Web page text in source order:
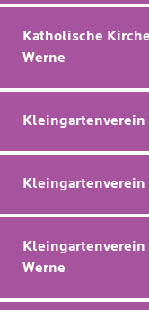
Katholische
Werne
Kleingartenverein
Kleingartenverein
Kleingartenverein
Werne